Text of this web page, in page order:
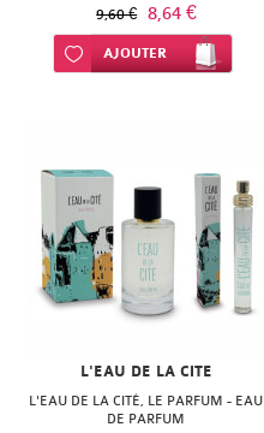
9,60 € 8,64 €
Ajouter à ma liste d’envie
AJOUTER
L'EAU DE LA CITE
L'EAU DE LA CITÉ, LE PARFUM - EAU
DE PARFUM